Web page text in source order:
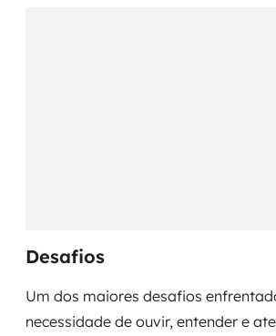
Desafios
Um dos maiores desafios
necessidade de ouvir, entender e